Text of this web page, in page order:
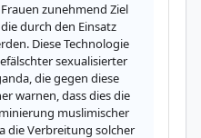
zunehmend Ziel
durch den Einsatz
Diese Technologie
sexualisierter
die gegen diese
warnen, dass dies die
muslimischer
die Verbreitung solcher